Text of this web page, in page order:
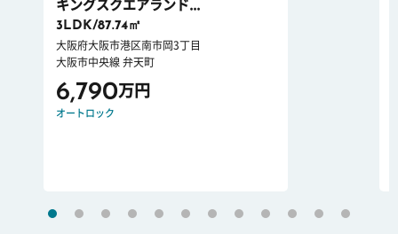
キングスクエアランド...
3LDK/87.74㎡
大阪府大阪市港区南市岡3丁目
大阪市中央線 弁天町
6,790万円
オートロック